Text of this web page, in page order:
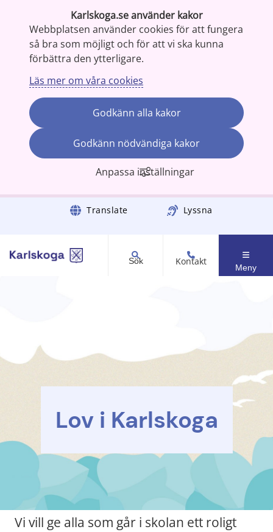
Karlskoga.se använder kakor
Webbplatsen använder cookies för att fungera
så bra som möjligt och för att vi ska kunna
förbättra den ytterligare.
Läs mer om våra cookies
Godkänn alla kakor
Godkänn nödvändiga kakor
Anpassa inställningar
Gå till innehåll Translate Lyssna
Sök Kontakt
Meny
Lov i Karlskoga
Vi vill ge alla som går i skolan ett roligt